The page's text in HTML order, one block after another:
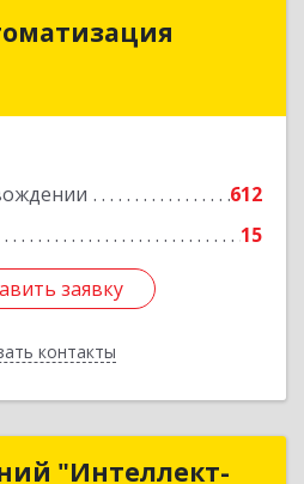
612
15
заявку
контакты
обл, Липецк г, Победы пл,
заявку
Назад
"Интеллект-
"Интеллект-